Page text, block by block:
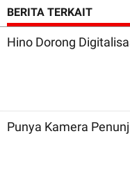
BERITA TERKAIT
Hino Dorong
Punya Kamera